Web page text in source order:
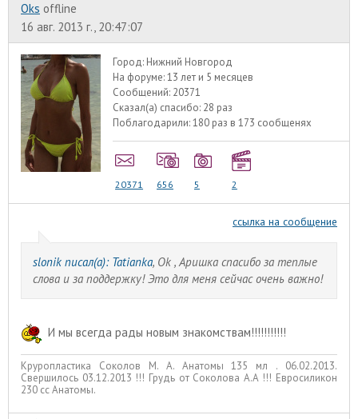
Oks offline
16 авг. 2013 г., 20:47:07
Город: Нижний Новгород
На форуме:13 лет и 5 месяцев
Сообщений: 20371
Сказал(а) спасибо: 28 раз
Поблагодарили:180 раз в 173 сообщенях
20371 656 5 2
ссылка на сообщение
slonik писал(а): Tatianka, Ok , Аришка спасибо за теплые
слова и за поддержку! Это для меня сейчас очень важно!
И мы всегда рады новым знакомствам!!!!!!!!!!!
Круропластика Соколов М. А. Анатомы 135 мл . 06.02.2013.
Свершилось 03.12.2013 !!! Грудь от Соколова А.А !!! Евросиликон
230 сс Анатомы.